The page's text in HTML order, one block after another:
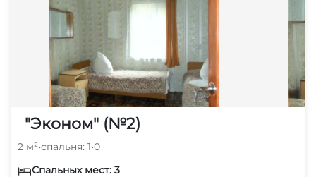
"Эконом" (№2)
2 м²•спальня: 1•0
Спальных мест: 3